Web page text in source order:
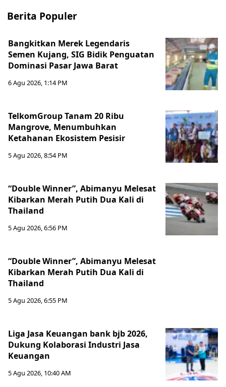
Berita Populer
Bangkitkan Merek Legendaris
Semen Kujang, SIG Bidik Penguatan
Dominasi Pasar Jawa Barat
6 Agu 2026, 1:14 PM
TelkomGroup Tanam 20 Ribu
Mangrove, Menumbuhkan
Ketahanan Ekosistem Pesisir
5 Agu 2026, 8:54 PM
“Double Winner”, Abimanyu Melesat
Kibarkan Merah Putih Dua Kali di
Thailand
5 Agu 2026, 6:56 PM
“Double Winner”, Abimanyu Melesat
Kibarkan Merah Putih Dua Kali di
Thailand
5 Agu 2026, 6:55 PM
Liga Jasa Keuangan bank bjb 2026,
Dukung Kolaborasi Industri Jasa
Keuangan
5 Agu 2026, 10:40 AM